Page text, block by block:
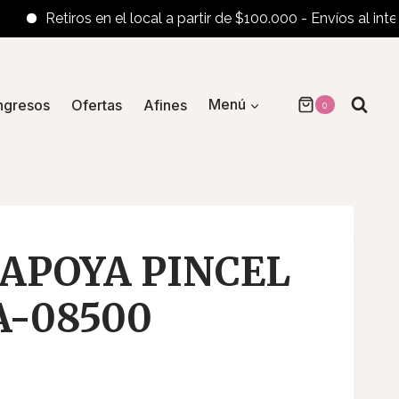
Retiros en el local a partir de $100.000 - Envíos al interior
Ofertas Afines Menú 0
PINCEL
08500